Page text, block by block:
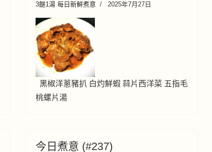
3餸1湯 每日新鮮煮意 2025年7月27日
黑椒洋蔥豬扒 白灼鮮蝦 蒜片西洋菜 五指毛
桃螺片湯
今日煮意 (#237)